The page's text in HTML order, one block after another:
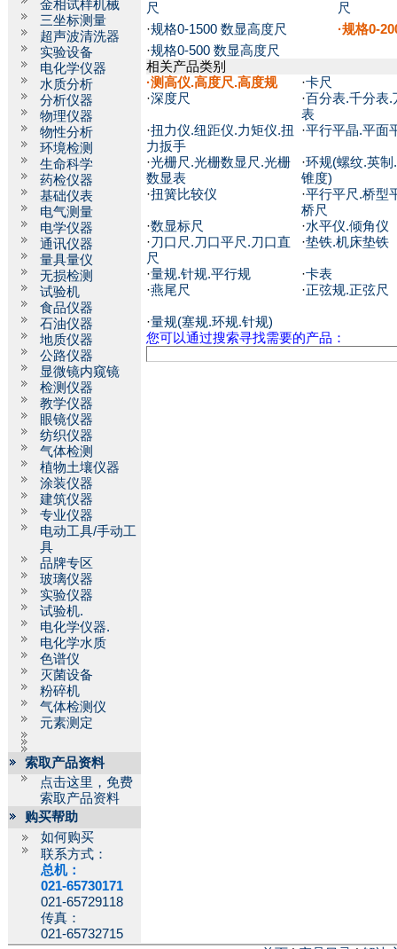
金相试样机械
三坐标测量
超声波清洗器
实验设备
电化学仪器
水质分析
分析仪器
物理仪器
物性分析
环境检测
生命科学
药检仪器
基础仪表
电气测量
电学仪器
通讯仪器
量具量仪
无损检测
试验机
食品仪器
石油仪器
地质仪器
公路仪器
显微镜内窥镜
检测仪器
教学仪器
眼镜仪器
纺织仪器
气体检测
植物土壤仪器
涂装仪器
建筑仪器
专业仪器
电动工具/手动工
具
品牌专区
玻璃仪器
实验仪器
试验机.
电化学仪器.
电化学水质
色谱仪
灭菌设备
粉碎机
气体检测仪
元素测定
索取产品资料
点击这里，免费
索取产品资料
购买帮助
如何购买
联系方式：
总机：
021-65730171
021-65729118
传真：
021-65732715
尺
尺
·规格0-1500 数显高度尺
·规格0-
·规格0-500 数显高度尺
相关产品类别
·测高仪.高度尺.高度规 ·卡尺
·深度尺 ·百分表.千分表.
表
·扭力仪.纽距仪.力矩仪.扭
力扳手
·平行平晶.平面
·光栅尺.光栅数显尺.光栅
数显表
·环规(螺纹.英制
锥度)
·扭簧比较仪 ·平行平尺.桥型
桥尺
·数显标尺 ·水平仪.倾角仪
·刀口尺.刀口平尺.刀口直
尺
·垫铁.机床垫铁
·量规.针规.平行规 ·卡表
·燕尾尺 ·正弦规.正弦尺
·量规(塞规.环规.针规)
您可以通过搜索寻找需要的产品：